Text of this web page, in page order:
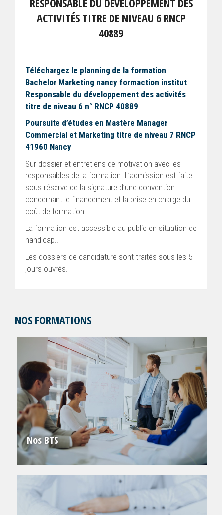
ACTIVITÉS TITRE DE NIVEAU 6 RNCP
40889
Téléchargez le planning de la formation
Bachelor Marketing nancy formaction institut
Responsable du développement des activités
titre de niveau 6 n° RNCP 40889
Poursuite d’études en Mastère Manager
Commercial et Marketing titre de niveau 7 RNCP
41960 Nancy
Sur dossier et entretiens de motivation avec les
responsables de la formation. L’admission est faite
sous réserve de la signature d’une convention
concernant le financement et la prise en charge du
coût de formation.
La formation est accessible au public en situation de
handicap..
Les dossiers de candidature sont traités sous les 5
jours ouvrés.
NOS FORMATIONS
Nos BTS